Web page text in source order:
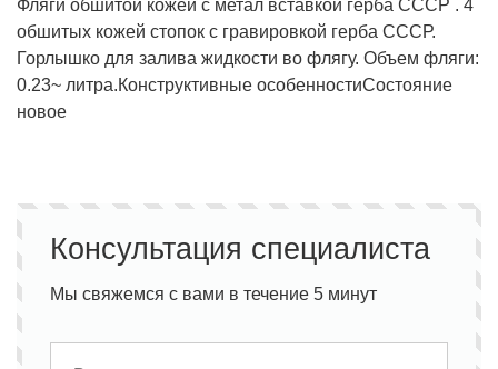
Фляги обшитой кожей с метал вставкой герба СССР . 4
обшитых кожей стопок с гравировкой герба СССР.
Горлышко для залива жидкости во флягу. Объем фляги:
0.23~ литра.Конструктивные особенностиСостояние
новое
Консультация специалиста
Мы свяжемся с вами в течение 5 минут